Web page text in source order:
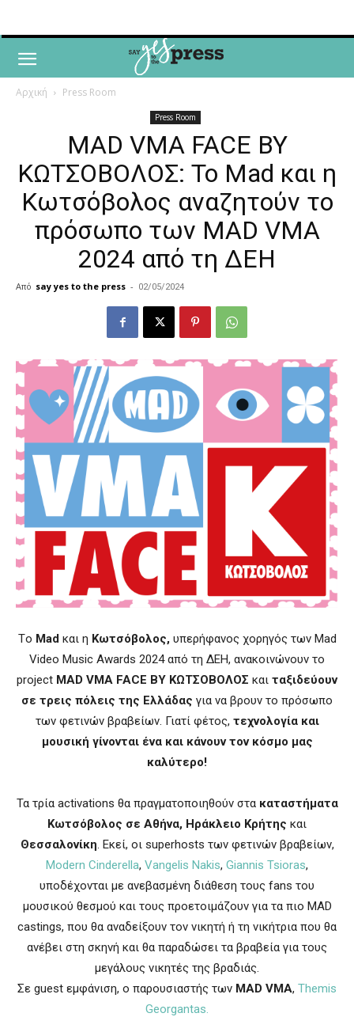
Αρχική Press Room
Press Room
MAD VMA FACE BY
ΚΩΤΣΟΒΟΛΟΣ: Το Mad και η
Κωτσόβολος αναζητούν το
πρόσωπο των MAD VMA
2024 από τη ΔΕΗ
Από say yes to the press - 02/05/2024
Τo Madκαι η Κωτσόβολος, υπερήφανος χορηγός των Mad
Video Music Awards 2024 από τη ΔΕΗ, ανακοινώνουν το
project MAD VMA FACE BY ΚΩΤΣΟΒΟΛΟΣ και ταξιδεύουν
σε τρεις πόλεις της Ελλάδας για να βρουν το πρόσωπο
των φετινών βραβείων. Γιατί φέτος, τεχνολογία και
μουσική γίνονται ένα και κάνουν τον κόσμο μας
καλύτερο!
Τα τρία activations θα πραγματοποιηθούν στα καταστήματα
Κωτσόβολος σε Αθήνα, Ηράκλειο Κρήτης και
Θεσσαλονίκη. Εκεί, οι superhosts των φετινών βραβείων,
Modern Cinderella, Vangelis Nakis, Giannis Tsioras,
υποδέχονται με ανεβασμένη διάθεση τους fans του
μουσικού θεσμού και τους προετοιμάζουν για τα πιο MAD
castings, που θα αναδείξουν τον νικητή ή τη νικήτρια που θα
ανέβει στη σκηνή και θα παραδώσει τα βραβεία για τους
μεγάλους νικητές της βραδιάς.
Σε guest εμφάνιση, ο παρουσιαστής των MAD VMA, Themis
Georgantas.